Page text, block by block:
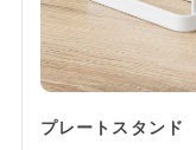
プレートスタン